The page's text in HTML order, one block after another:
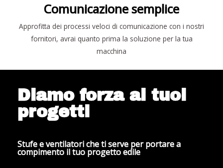
Comunicazione semplice
Approfitta dei processi veloci di comunicazione con i nostri
fornitori, avrai quanto prima la soluzione per la tua
macchina
Diamo forza ai tuoi
progetti
Stufe e ventilatori che ti serve per portare a
compimento il tuo progetto edile